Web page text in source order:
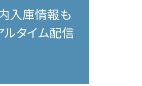
入庫情報も
ルタイム配信